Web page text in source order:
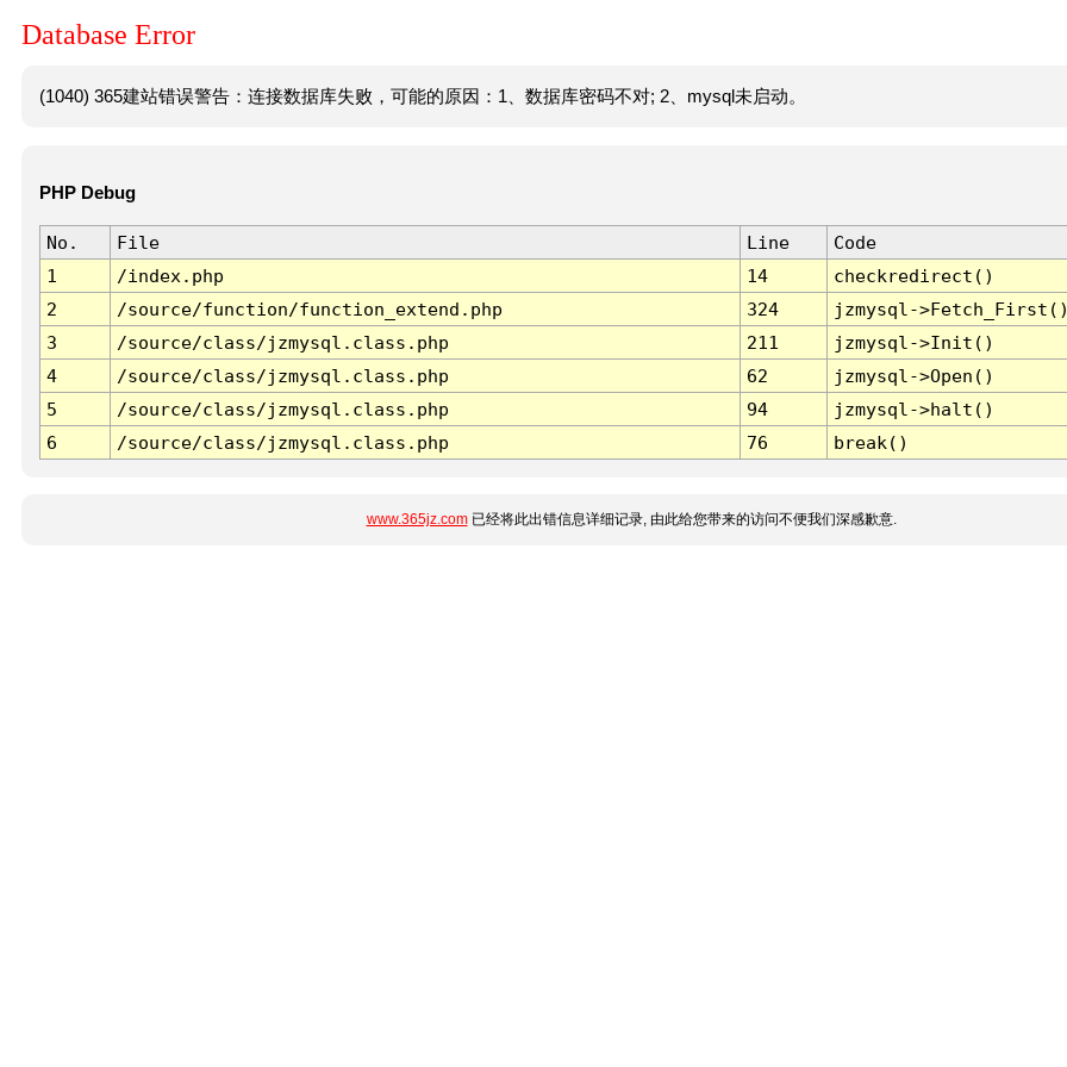
Database Error
(1040) 365建站错误警告：连接数据库失败，可能的原因：1、数据库密码不对; 2、mysql未启动。
PHP Debug
No. File Line
Code
1
/index.php 14
checkredirect()
2
/source/function/function_extend.php 324
jzmysql-
3
/source/class/jzmysql.class.php 211
jzmysql->Init()
4
/source/class/jzmysql.class.php 62
jzmysql->Open()
5
/source/class/jzmysql.class.php 94
jzmysql->halt()
6
/source/class/jzmysql.class.php 76 break()
www.365jz.com已经将此出错信息详细记录, 由此给您带来的访问不便我们深感歉意.